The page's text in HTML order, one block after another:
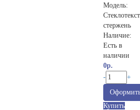
Модель:
стержень
Наличие:
Есть в
наличии
0р.
-
+
Купить